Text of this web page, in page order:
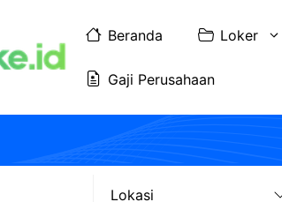
Beranda Loker
Gaji Perusahaan